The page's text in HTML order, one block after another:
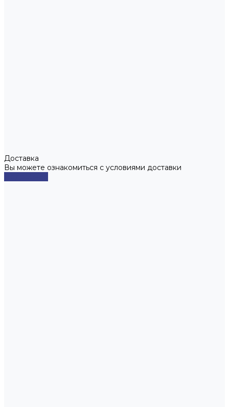
Доставка
Вы можете ознакомиться с условиями доставки